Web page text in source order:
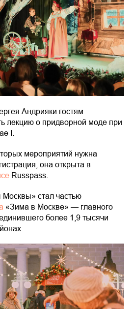
Андрияки гостям
лекцию о придворной моде при
I.
мероприятий нужна
она открыта в
Russpass.
стал частью
«Зима в Москве» — главного
более 1,9 тысячи